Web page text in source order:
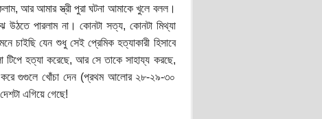
আর আমার স্ত্রী পুরা ঘটনা আমাকে খুলে বলল।
উঠতে পারলাম না। কোনটা সত্য, কোনটা মিথ্যা
চাইছি যেন শুধু সেই প্রেমিক হত্যাকারী হিসাবে
টিপে হত্যা করেছে, আর সে তাকে সাহায্য করছে,
করে গুগুলে খোঁচা দেন (প্রথম আলোর ২৮-২৯-৩০
এগিয়ে গেছে!